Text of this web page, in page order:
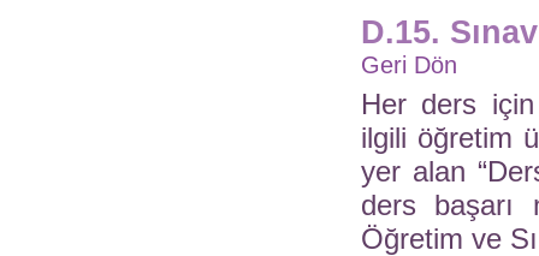
D.15.
Geri Dön
Her ders
ilgili öğretim
yer alan
ders başarı
Öğretim ve